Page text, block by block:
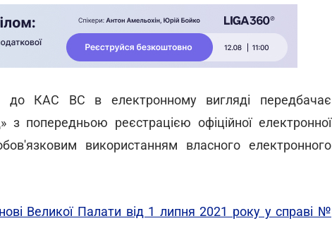
до КАС ВС в електронному вигляді передбачає
з попередньою реєстрацією офіційної електронної
використанням власного електронного
Великої Палати від 1 липня 2021 року у справі №